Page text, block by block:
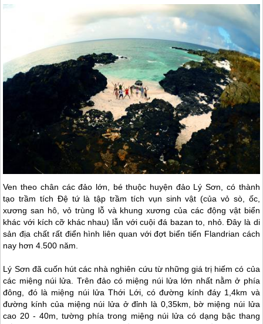
Ven theo chân các đảo lớn, bé thuộc huyện đảo Lý Sơn , có thành
tạo trầm tích Đệ tứ là tập trầm tích vụn sinh vật (của vỏ sò, ốc,
xương san hô, vỏ trùng lỗ và khung xương của các động vật biển
khác với kích cỡ khác nhau) lẫn với cuội đá bazan to, nhỏ. Đây là di
sản địa chất rất điển hình liên quan với đợt biển tiến Flandrian cách
nay hơn 4.500 năm.
Lý Sơn đã cuốn hút các nhà nghiên cứu từ những giá trị hiếm có của
các miệng núi lửa. Trên đảo có miệng núi lửa lớn nhất nằm ở phía
đông, đó là miệng núi lửa Thới Lới, có đường kính đáy 1,4km và
đường kính của miệng núi lửa ở đỉnh là 0,35km, bờ miệng núi lửa
cao 20 - 40m, tường phía trong miệng núi lửa có dạng bậc thang